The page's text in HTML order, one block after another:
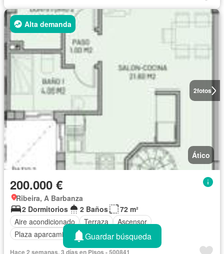
2fotos
Alta demanda
Ático
200.000 €
Ribeira, A Barbanza
2 Dormitorios
2 Baños
72 m²
Aire acondicionado
Terraza
Ascensor
Plaza aparcamiento
Trastero
Guardar búsqueda